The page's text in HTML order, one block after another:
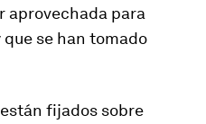
aprovechada para
se han tomado
fijados sobre